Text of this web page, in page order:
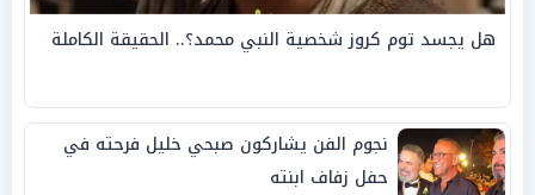
هل يجسد توم كروز شخصية النبي محمد؟.. الحقيقة الكاملة
نجوم الفن يشاركون صبحي خليل فرحته في
حفل زفاف ابنته